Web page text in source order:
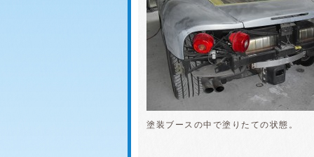
塗装ブースの中で塗りたての状態。